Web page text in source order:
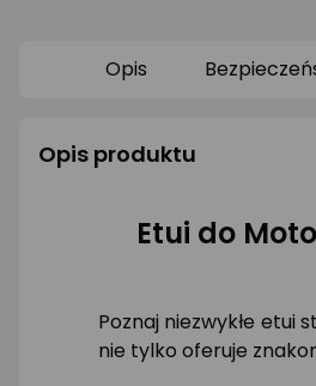
Opis
Opis produktu
Etui do
Poznaj niezwykłe etui
nie tylko oferuje